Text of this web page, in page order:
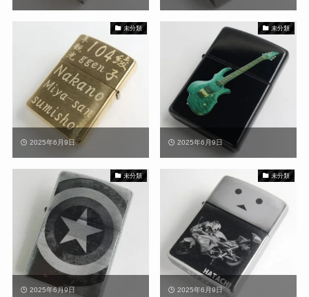
未分類
2025年6月9日
未分類
2025年6月9日
未分類
2025年6月9日
未分類
2025年6月9日